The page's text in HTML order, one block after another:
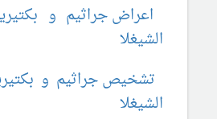
اعراض جراثيم و
الشيغلا
تشخيص جراثيم و
الشيغلا